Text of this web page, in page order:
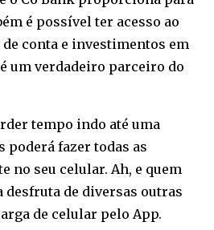
é possível ter acesso ao
conta e investimentos em
é um verdadeiro parceiro do
tempo indo até uma
poderá fazer todas as
no seu celular. Ah, e quem
desfruta de diversas outras
de celular pelo App.